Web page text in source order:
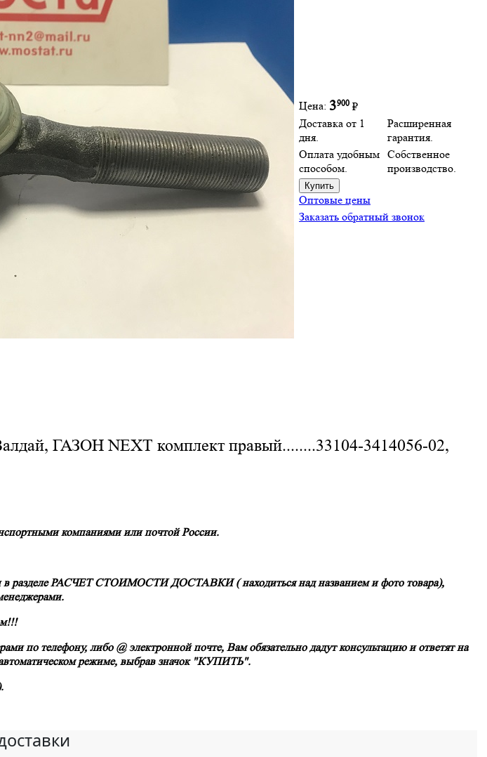
Цена: 3900 ₽
Доставка от 1
дня.
Расширенная
гарантия.
Оплата удобным
способом.
Собственное
производство.
Оптовые цены
Заказать обратный звонок
ГАЗОН NEXT комплект правый........33104-3414056-02,
компаниямиили почтой России.
разделеРАСЧЕТ СТОИМОСТИ ДОСТАВКИ ( находиться над названием и фото товара),
по телефону, либо @ электронной почте, Вам обязательно дадут консультацию и ответят на
режиме, выбрав значок "КУПИТЬ".